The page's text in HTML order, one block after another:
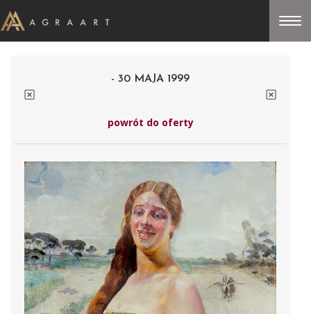
- 30 MAJA 1999
powrót do oferty